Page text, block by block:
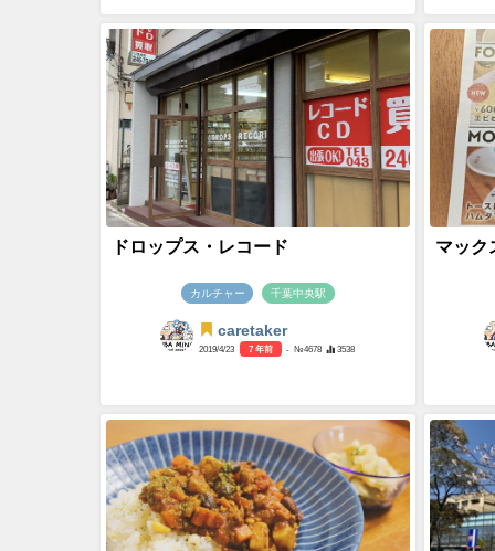
ドロップス・レコード
カルチャー 千葉中央駅
caretaker
2019/4/23 7 年前 - №4678 3538
マック